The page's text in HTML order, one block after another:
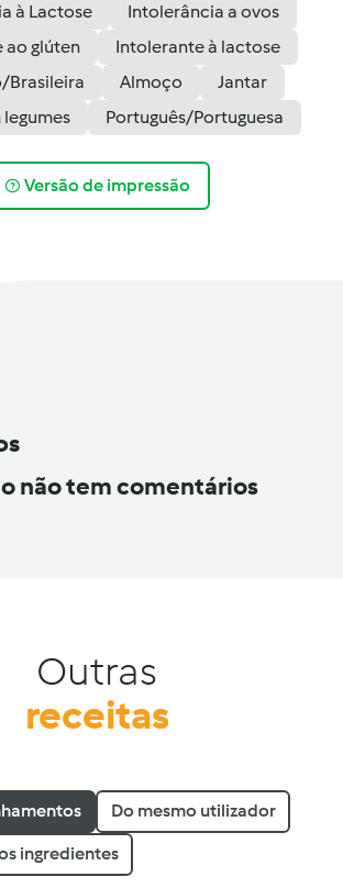
à Lactose
Intolerância a ovos
ao glúten
Intolerante à lactose
Brasileira
Almoço
Jantar
Português/Portuguesa
Versão de impressão
não tem comentários
Outras
receitas
Do mesmo utilizador
ingredientes